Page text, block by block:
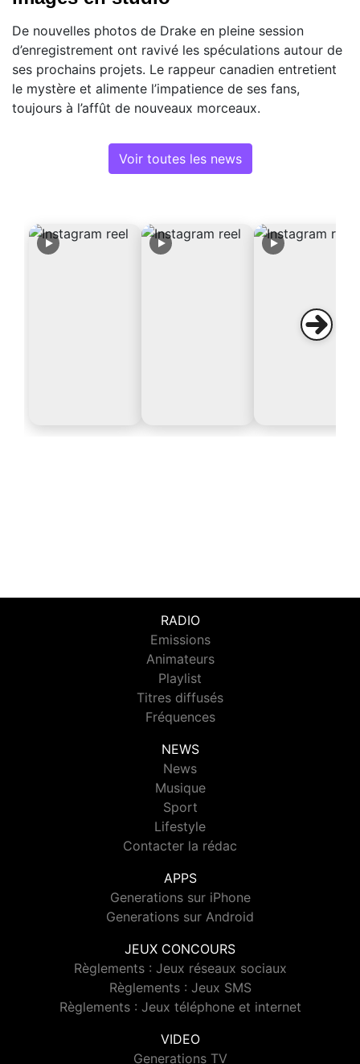
De nouvelles photos de Drake en pleine session
d’enregistrement ont ravivé les spéculations autour de
ses prochains projets. Le rappeur canadien entretient
le mystère et alimente l’impatience de ses fans,
toujours à l’affût de nouveaux morceaux.
Voir toutes les news
RADIO
Emissions
Animateurs
Playlist
Titres diffusés
Fréquences
NEWS
News
Musique
Sport
Lifestyle
Contacter la rédac
APPS
Generations sur iPhone
Generations sur Android
JEUX CONCOURS
Règlements : Jeux réseaux sociaux
Règlements : Jeux SMS
Règlements : Jeux téléphone et internet
VIDEO
Generations TV